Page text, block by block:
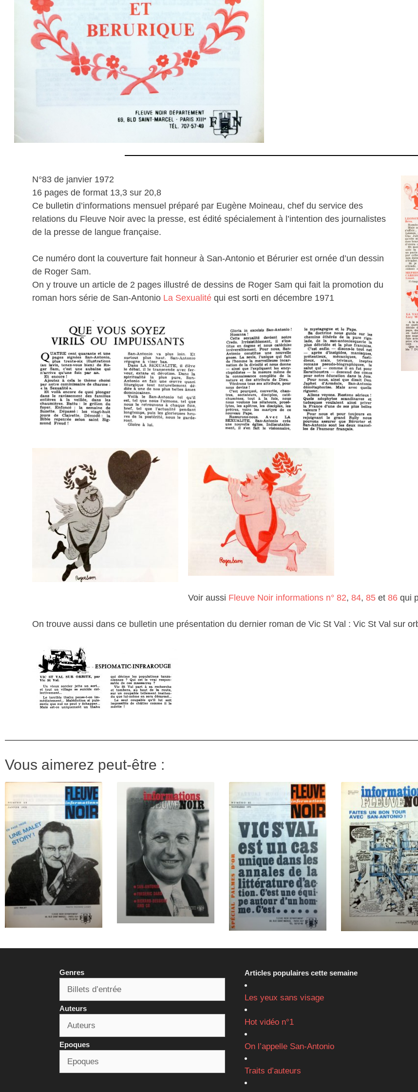
N°83 de janvier 1972
16 pages de format 13,3 sur 20,8
Ce bulletin d’informations mensuel préparé par Eugène Moineau, chef du service des
relations du Fleuve Noir avec la presse, est édité spécialement à l’intention des journalistes
de la presse de langue française.
Ce numéro dont la couverture fait honneur à San-Antonio et Bérurier est ornée d’un dessin
de Roger Sam.
On y trouve un article de 2 pages illustré de dessins de Roger Sam qui fait la promotion du
roman hors série de San-Antonio La Sexualité qui est sorti en décembre 1971
Voir aussi Fleuve Noir informations n° 82, 84, 85 et 86 qui
On trouve aussi dans ce bulletin une présentation du dernier roman de Vic St Val : Vic St Val sur
Vous aimerez peut-être :
Genres
Auteurs
Epoques
Articles populaires cette semaine
Les yeux sans visage
Hot vidéo n°1
On l’appelle San-Antonio
Traits d’auteurs